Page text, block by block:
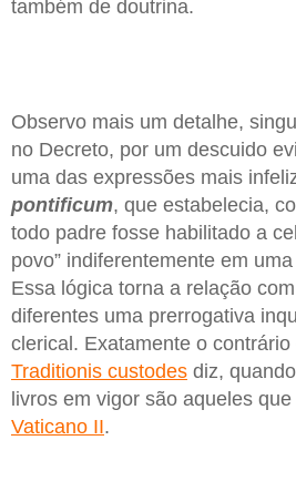
também de doutrina.
Observo mais um detalhe,
no Decreto, por um descuido
uma das expressões mais
pontificum, que estabelecia,
todo padre fosse habilitado a
povo” indiferentemente em
Essa lógica torna a relação
diferentes uma prerrogativa
clerical. Exatamente o
Traditionis custodes diz,
livros em vigor são aqueles
Vaticano II.